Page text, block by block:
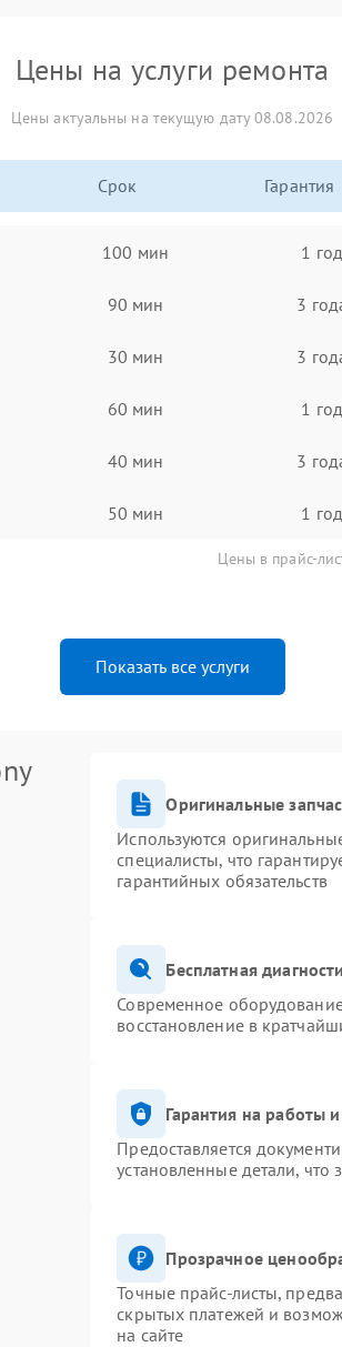
Цены на услуги ремонта
Цены актуальны на текущую дату 08.08.2026
Срок Гарантия
100 мин 1 год
90 мин 3
30 мин 3
60 мин 1 год
40 мин 3
50 мин 1 год
Цены в прайс-
Показать все услуги
Оригинальные
Используются
специалисты, что
гарантийных обязательств
Бесплатная
Современное
восстановление в
Гарантия на работы
Предоставляется
установленные детали,
Прозрачное
Точные прайс-листы,
скрытых платежей и
на сайте